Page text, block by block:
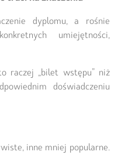
dyplomu, a rośnie
umiejętności,
raczej „bilet wstępu” niż
doświadczeniu
inne mniej popularne.